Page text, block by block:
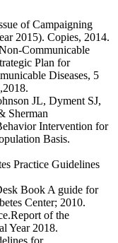
of Campaigning
2015). Copies, 2014.
Communicable
Plan for
Diseases, 5
JL, Dyment SJ,
Sherman
Intervention for
Basis.
Practice Guidelines
Book A guide for
Center; 2010.
of the
Year 2018.
for